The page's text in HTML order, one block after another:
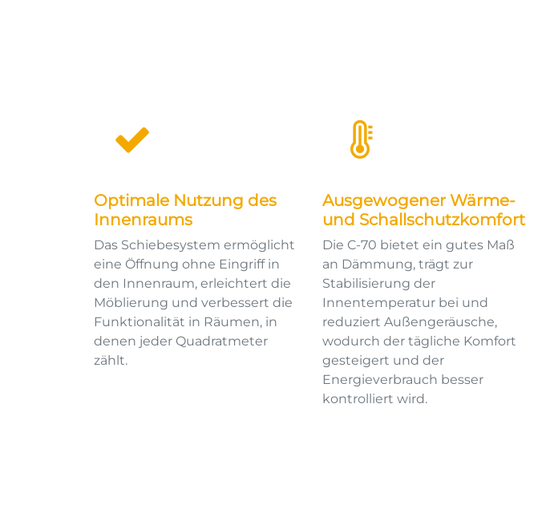
Optimale Nutzung des
Innenraums
Das Schiebesystem ermöglicht
eine Öffnung ohne Eingriff in
den Innenraum, erleichtert die
Möblierung und verbessert die
Funktionalität in Räumen, in
denen jeder Quadratmeter
zählt.
Ausgewogener Wärme-
und Schallschutzkomfort
Die C-70 bietet ein gutes Maß
an Dämmung, trägt zur
Stabilisierung der
Innentemperatur bei und
reduziert Außengeräusche,
wodurch der tägliche Komfort
gesteigert und der
Energieverbrauch besser
kontrolliert wird.